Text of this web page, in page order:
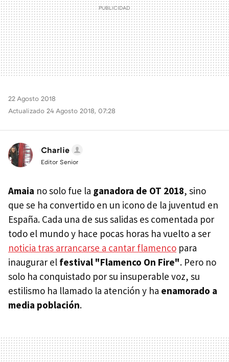
22 Agosto 2018
Actualizado 24 Agosto 2018, 07:28
Charlie
Editor Senior
Amaia no solo fue la ganadora de OT 2018, sino
que se ha convertido en un icono de la juventud en
España. Cada una de sus salidas es comentada por
todo el mundo y hace pocas horas ha vuelto a ser
noticia tras arrancarse a cantar flamenco para
inaugurar el festival "Flamenco On Fire". Pero no
solo ha conquistado por su insuperable voz, su
estilismo ha llamado la atención y ha enamorado a
media población.